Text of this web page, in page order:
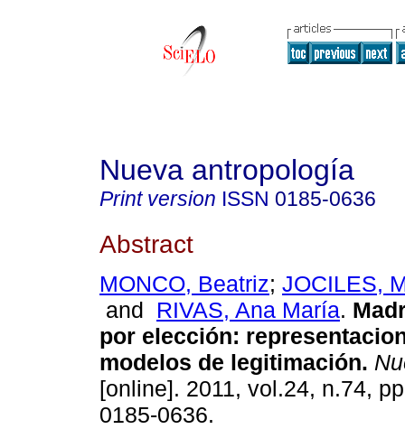
Nueva antropología
Print version ISSN 0185-0636
Abstract
MONCO, Beatriz; JOCILES,
and RIVAS, Ana María.
por elección:
modelos de legitimación.
[online]. 2011, vol.24, n.74,
0185-0636.